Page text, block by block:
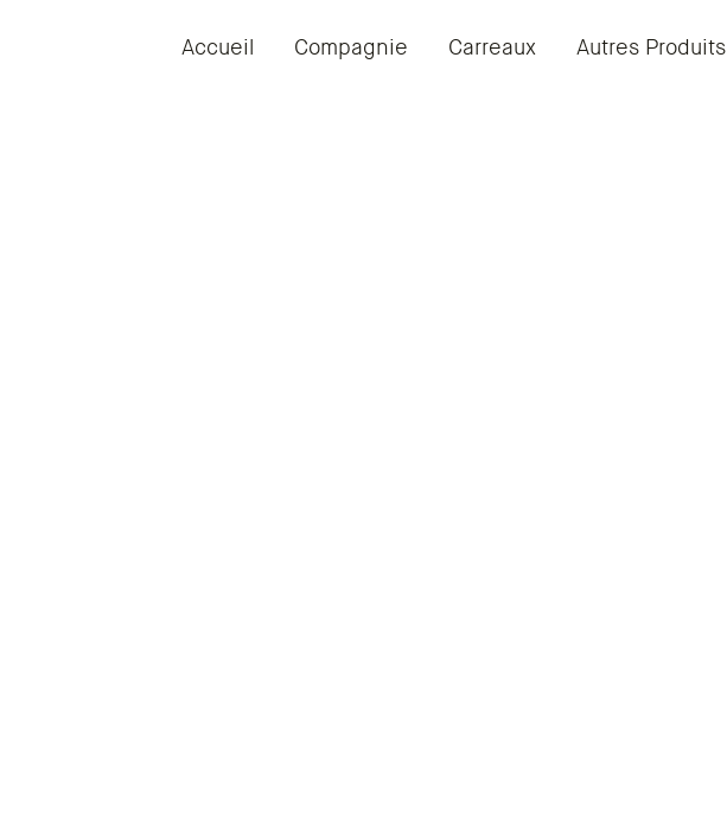
Accueil Compagnie Carreaux Autres Produits